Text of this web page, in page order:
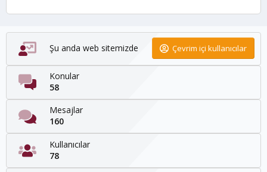
Şu anda web sitemizde Çevrim içi kullanıcılar
Konular
58
Mesajlar
160
Kullanıcılar
78